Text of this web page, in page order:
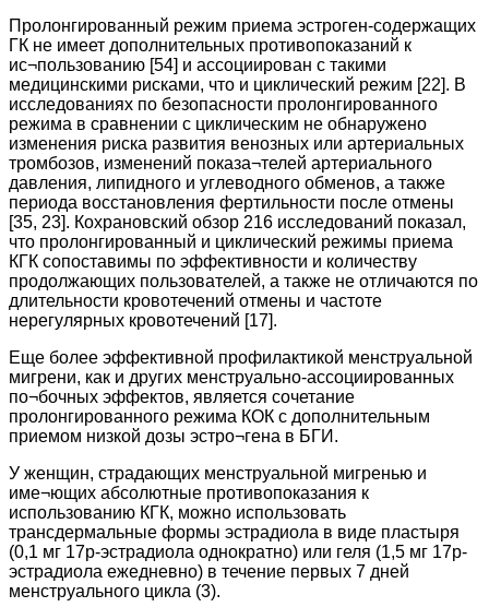
Пролонгированный режим приема эстроген-содержащих
ГК не имеет дополнительных противопоказаний к
ис¬пользованию [54] и ассоциирован с такими
медицинскими рисками, что и циклический режим [22]. В
исследованиях по безопасности пролонгированного
режима в сравнении с циклическим не обнаружено
изменения риска развития венозных или артериальных
тромбозов, изменений показа¬телей артериального
давления, липидного и углеводного обменов, а также
периода восстановления фертильности после отмены
[35, 23]. Кохрановский обзор 216 исследований показал,
что пролонгированный и циклический режимы приема
КГК сопоставимы по эффективности и количеству
продолжающих пользователей, а также не отличаются по
длительности кровотечений отмены и частоте
нерегулярных кровотечений [17].
Еще более эффективной профилактикой менструальной
мигрени, как и других менструально-ассоциированных
по¬бочных эффектов, является сочетание
пролонгированного режима КОК с дополнительным
приемом низкой дозы эстро¬гена в БГИ.
У женщин, страдающих менструальной мигренью и
име¬ющих абсолютные противопоказания к
использованию КГК, можно использовать
трансдермальные формы эстрадиола в виде пластыря
(0,1 мг 17р-эстрадиола однократно) или геля (1,5 мг 17р-
эстрадиола ежедневно) в течение первых 7 дней
менструального цикла (3).